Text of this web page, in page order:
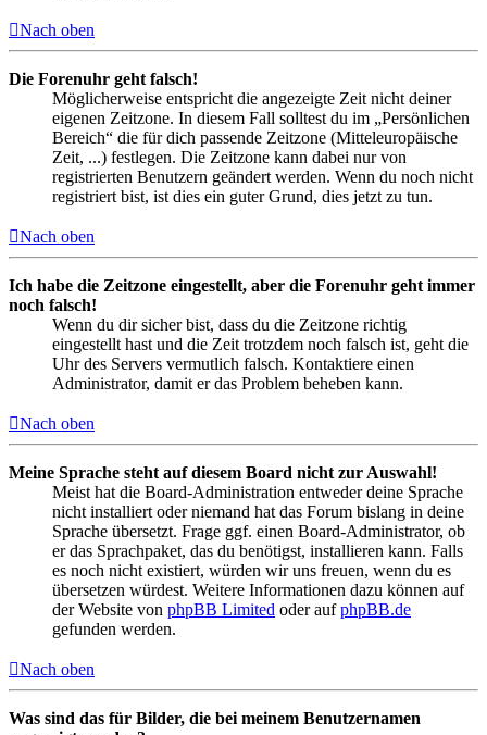
Nach oben
Die Forenuhr geht falsch!
Möglicherweise entspricht die angezeigte Zeit nicht deiner
eigenen Zeitzone. In diesem Fall solltest du im „Persönlichen
Bereich“ die für dich passende Zeitzone (Mitteleuropäische
Zeit, ...) festlegen. Die Zeitzone kann dabei nur von
registrierten Benutzern geändert werden. Wenn du noch nicht
registriert bist, ist dies ein guter Grund, dies jetzt zu tun.
Nach oben
Ich habe die Zeitzone eingestellt, aber die Forenuhr geht immer
noch falsch!
Wenn du dir sicher bist, dass du die Zeitzone richtig
eingestellt hast und die Zeit trotzdem noch falsch ist, geht die
Uhr des Servers vermutlich falsch. Kontaktiere einen
Administrator, damit er das Problem beheben kann.
Nach oben
Meine Sprache steht auf diesem Board nicht zur Auswahl!
Meist hat die Board-Administration entweder deine Sprache
nicht installiert oder niemand hat das Forum bislang in deine
Sprache übersetzt. Frage ggf. einen Board-Administrator, ob
er das Sprachpaket, das du benötigst, installieren kann. Falls
es noch nicht existiert, würden wir uns freuen, wenn du es
übersetzen würdest. Weitere Informationen dazu können auf
der Website von phpBB Limited oder aufphpBB.de
gefunden werden.
Nach oben
Was sind das für Bilder, die bei meinem Benutzernamen